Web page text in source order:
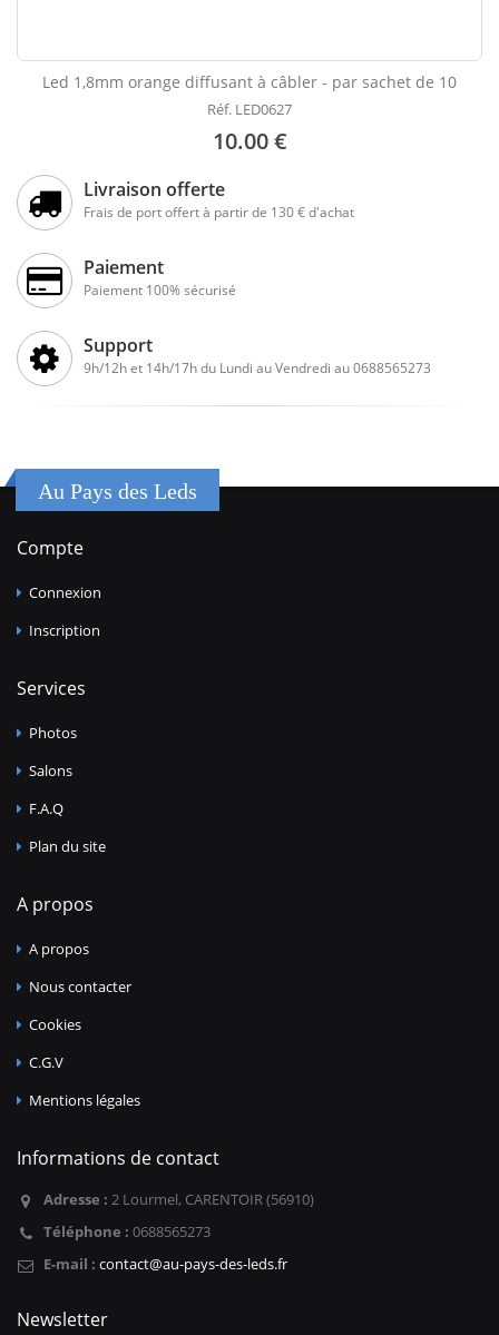
Led 1,8mm orange diffusant à câbler - par sachet de 10
Réf. LED0627
10.00 €
Livraison offerte
Frais de port offert à partir de 130 € d'achat
Paiement
Paiement 100% sécurisé
Support
9h/12h et 14h/17h du Lundi au Vendredi au 0688565273
Au Pays des Leds
Compte
Connexion
Inscription
Services
Photos
Salons
F.A.Q
Plan du site
A propos
A propos
Nous contacter
Cookies
C.G.V
Mentions légales
Informations de contact
Adresse : 2 Lourmel, CARENTOIR (56910)
Téléphone : 0688565273
E-mail : contact@au-pays-des-leds.fr
Newsletter